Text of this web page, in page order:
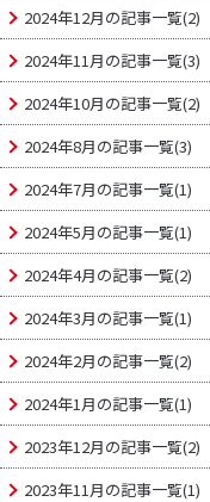
2024年12月の記事一覧(2)
2024年11月の記事一覧(3)
2024年10月の記事一覧(2)
2024年8月の記事一覧(3)
2024年7月の記事一覧(1)
2024年5月の記事一覧(1)
2024年4月の記事一覧(2)
2024年3月の記事一覧(1)
2024年2月の記事一覧(2)
2024年1月の記事一覧(1)
2023年12月の記事一覧(2)
2023年11月の記事一覧(1)